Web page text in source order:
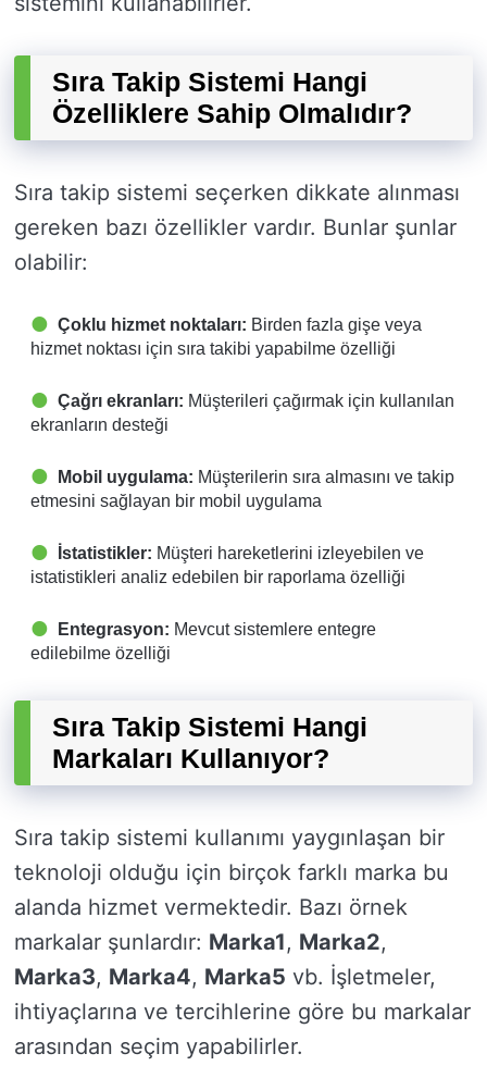
Sıra Takip Sistemi Hangi
Özelliklere Sahip Olmalıdır?
Sıra takip sistemi seçerken dikkate alınması
gereken bazı özellikler vardır. Bunlar şunlar
olabilir:
Çoklu hizmet noktaları: Birden fazla gişe veya
hizmet noktası için sıra takibi yapabilme özelliği
Çağrı ekranları: Müşterileri çağırmak için kullanılan
ekranların desteği
Mobil uygulama: Müşterilerin sıra almasını ve takip
etmesini sağlayan bir mobil uygulama
İstatistikler: Müşteri hareketlerini izleyebilen ve
istatistikleri analiz edebilen bir raporlama özelliği
Entegrasyon: Mevcut sistemlere entegre
edilebilme özelliği
Sıra Takip Sistemi Hangi
Markaları Kullanıyor?
Sıra takip sistemi kullanımı yaygınlaşan bir
teknoloji olduğu için birçok farklı marka bu
alanda hizmet vermektedir. Bazı örnek
markalar şunlardır: Marka1, Marka2,
Marka3, Marka4, Marka5 vb. İşletmeler,
ihtiyaçlarına ve tercihlerine göre bu markalar
arasından seçim yapabilirler.